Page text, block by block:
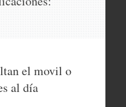
el movil o
al día